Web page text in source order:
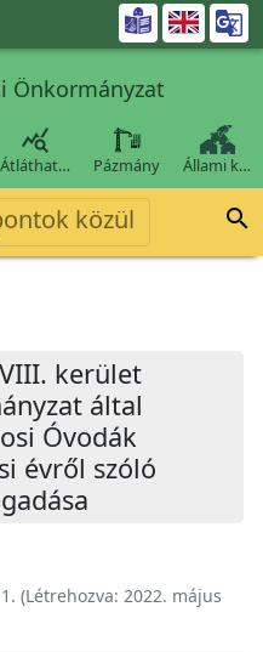

Önkormányzat

Átláthat… Pázmány Állami k…
közül 
kerület
által
Óvodák
évről szóló
(Létrehozva: 2022. május